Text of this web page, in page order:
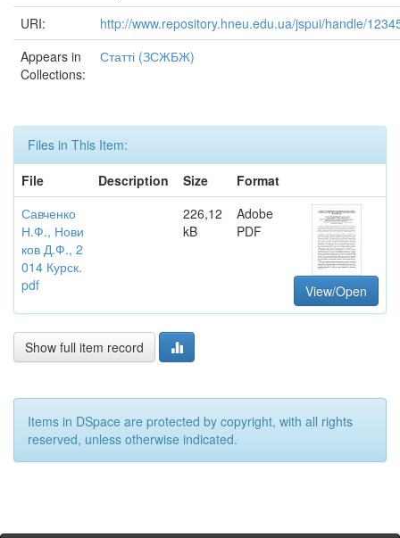
URI:
http://www.repository.hneu.edu.ua/jspui/handle/
Appears in
Collections:
Статті (ЗСЖБЖ)
Files in This Item:
File
Description Size
Format
Савченко
Н.Ф., Нови
ков Д.Ф., 2
014 Курск.
pdf
226,12
kB
Adobe
PDF
View/Open
Show full item record
Items in DSpace are protected by copyright, with all rights
reserved, unless otherwise indicated.